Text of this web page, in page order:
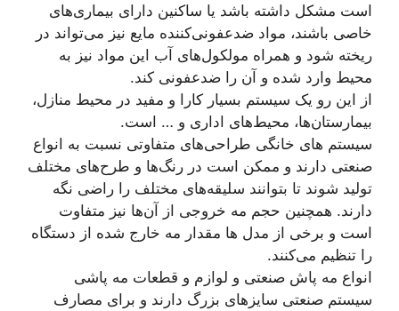
است مشکل داشته باشد یا ساکنین دارای بیماری‌های
خاصی باشند، مواد ضدعفونی‌کننده مایع نیز می‌تواند در
ریخته شود و همراه مولکول‌های آب این مواد نیز به
محیط وارد شده و آن را ضدعفونی کند.
از این رو یک سیستم بسیار کارا و مفید در محیط منازل،
بیمارستان‌ها، محیط‌های اداری و … است.
سیستم های خانگی طراحی‌های متفاوتی نسبت به انواع
صنعتی دارند و ممکن است در رنگ‌ها و طرح‌های مختلف
تولید شوند تا بتوانند سلیقه‌های مختلف را راضی نگه
دارند. همچنین حجم مه خروجی از آن‌ها نیز متفاوت
است و برخی از مدل‌ ها مقدار مه خارج شده از دستگاه
را تنظیم می‌کنند.
انواع مه پاش صنعتی و لوازم و قطعات مه پاشی
سیستم صنعتی سایزهای بزرگ دارند و برای مصارف